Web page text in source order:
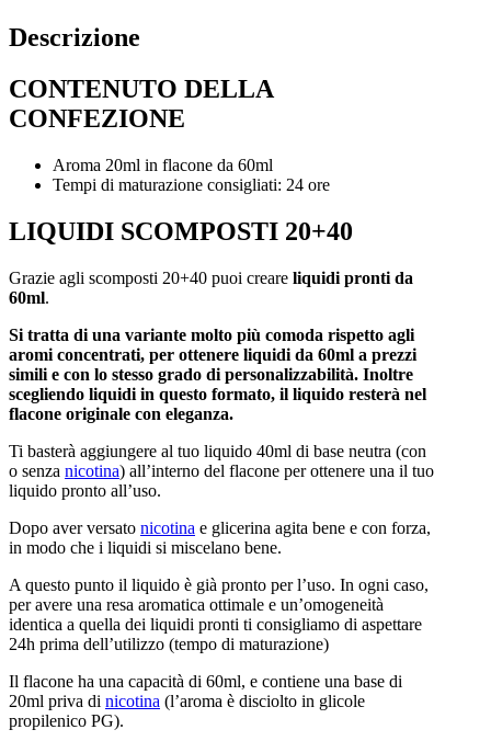
Descrizione
CONTENUTO DELLA
CONFEZIONE
Aroma 20ml in flacone da 60ml
Tempi di maturazione consigliati: 24 ore
LIQUIDI SCOMPOSTI 20+40
Grazie agli scomposti 20+40 puoi creare liquidi pronti da
60ml.
Si tratta di una variante molto più comoda rispetto agli
aromi concentrati, per ottenere liquidi da 60ml a prezzi
simili e con lo stesso grado di personalizzabilità. Inoltre
scegliendo liquidi in questo formato, il liquido resterà nel
flacone originale con eleganza.
Ti basterà aggiungere al tuo liquido 40ml di base neutra (con
o senza nicotina) all’interno del flacone per ottenere una il tuo
liquido pronto all’uso.
Dopo aver versato nicotina e glicerina agita bene e con forza,
in modo che i liquidi si miscelano bene.
A questo punto il liquido è già pronto per l’uso. In ogni caso,
per avere una resa aromatica ottimale e un’omogeneità
identica a quella dei liquidi pronti ti consigliamo di aspettare
24h prima dell’utilizzo (tempo di maturazione)
Il flacone ha una capacità di 60ml, e contiene una base di
20ml priva di nicotina (l’aroma è disciolto in glicole
propilenico PG).